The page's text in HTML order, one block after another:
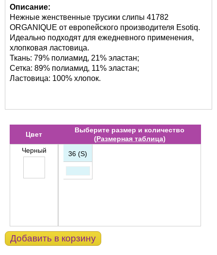
Описание:
Нежные женственные трусики слипы 41782
ORGANIQUE от европейского производителя Esotiq.
Идеально подходят для ежедневного применения,
хлопковая ластовица.
Ткань: 79% полиамид, 21% эластан;
Сетка: 89% полиамид, 11% эластан;
Ластовица: 100% хлопок.
Цвет
Выберите размер и количество
(Размерная таблица)
Черный
36 (S)
Добавить в корзину